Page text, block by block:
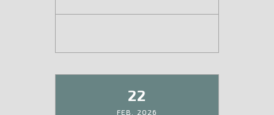
22
FEB, 2026